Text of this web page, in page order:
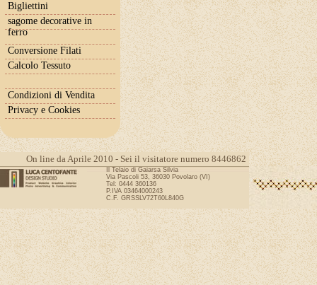
Bigliettini
sagome decorative in
ferro
Conversione Filati
Calcolo Tessuto
Condizioni di Vendita
Privacy e Cookies
On line da Aprile 2010 - Sei il visitatore numero 8446862
Il Telaio di Gaiarsa Silvia
Via Pascoli 53, 36030 Povolaro (VI)
Tel: 0444 360136
P.IVA 03464000243
C.F. GRSSLV72T60L840G